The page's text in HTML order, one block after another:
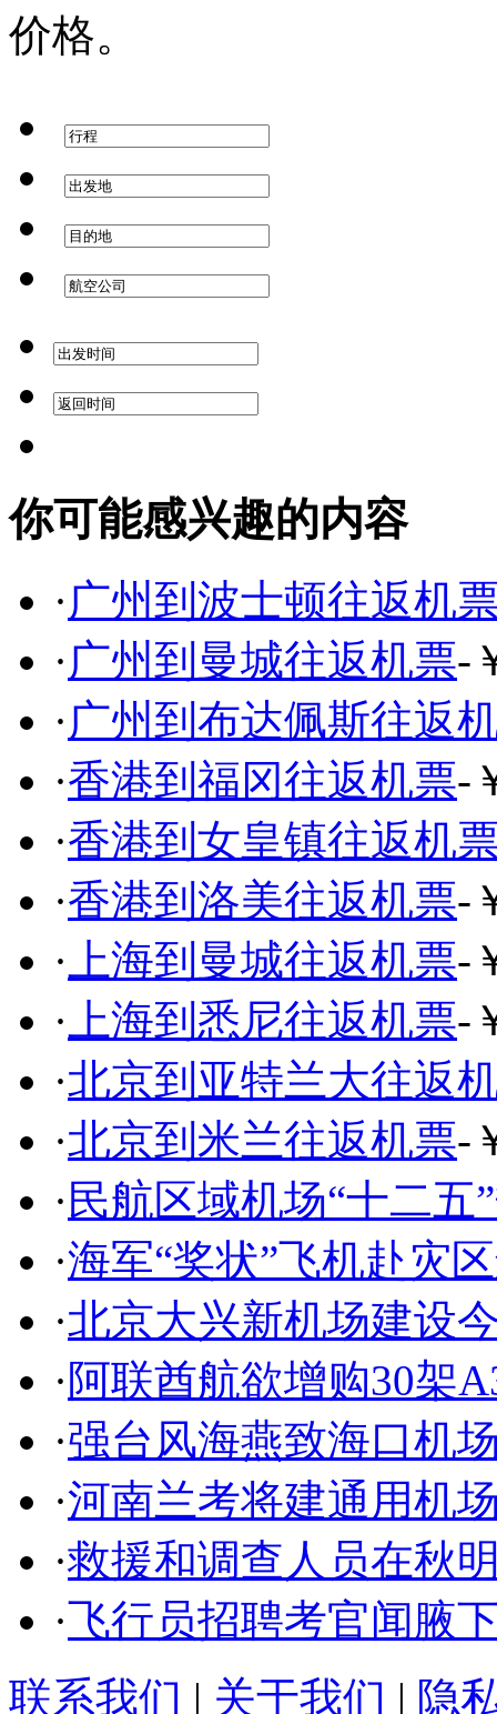
价格。
你可能感兴趣的内容
·广州到波士顿往返机
·广州到曼城往返机票-
·广州到布达佩斯往返
·香港到福冈往返机票-
·香港到女皇镇往返机
·香港到洛美往返机票-
· 上海到曼城往返机票-
· 上海到悉尼往返机票-
·北京到亚特兰大往返
·北京到米兰往返机票-
· 民航区域机场“十二五
·海军“奖状”飞机赴灾
·北京大兴新机场建设
·阿联酋航欲增购30架
·强台风海燕致海口机
·河南兰考将建通用机
·救援和调查人员在秋
·飞行员招聘考官闻腋
联系我们 | 关于我们 | 隐